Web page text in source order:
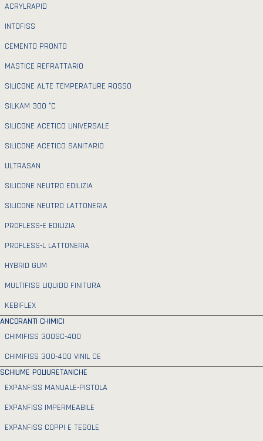
ACRYLRAPID
INTOFISS
CEMENTO PRONTO
MASTICE REFRATTARIO
SILICONE ALTE TEMPERATURE ROSSO
SILKAM 300 °C
SILICONE ACETICO UNIVERSALE
SILICONE ACETICO SANITARIO
ULTRASAN
SILICONE NEUTRO EDILIZIA
SILICONE NEUTRO LATTONERIA
PROFLESS-E EDILIZIA
PROFLESS-L LATTONERIA
HYBRID GUM
MULTIFISS LIQUIDO FINITURA
KEBIFLEX
ANCORANTI CHIMICI
CHIMIFISS 300SC-400
CHIMIFISS 300-400 VINIL CE
SCHIUME POLIURETANICHE
EXPANFISS MANUALE-PISTOLA
EXPANFISS IMPERMEABILE
EXPANFISS COPPI E TEGOLE